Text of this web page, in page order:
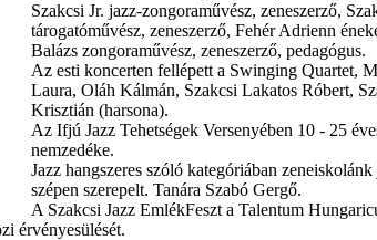
Szakcsi Jr. jazz-zongoraművész, zeneszerző,
tárogatóművész, zeneszerző, Fehér Adrienn
Balázs zongoraművész, zeneszerző, pedagógus.
Az esti koncerten fellépett a Swinging Quartet,
Laura, Oláh Kálmán, Szakcsi Lakatos Róbert,
Krisztián (harsona).
Az Ifjú Jazz Tehetségek Versenyében 10 - 25
nemzedéke.
Jazz hangszeres szóló kategóriában
szépen szerepelt. Tanára Szabó Gergő.
A Szakcsi Jazz EmlékFeszt a Talentum
érvényesülését.